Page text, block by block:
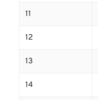
11
12
13
14